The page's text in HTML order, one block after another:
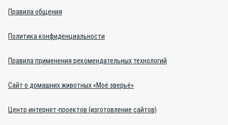
Правила общения
Политика конфиденциальности
Правила применения рекомендательных технологий
Сайт о домашних животных «Моё зверьё»
Центр интернет-проектов (изготовление сайтов)